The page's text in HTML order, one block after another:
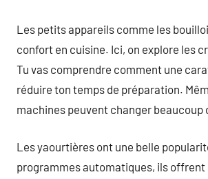
Les petits appareils comme les
confort en cuisine. Ici, on explore les
Tu vas comprendre comment une
réduire ton temps de préparation.
machines peuvent changer beaucoup
Les yaourtières ont une belle
programmes automatiques, ils